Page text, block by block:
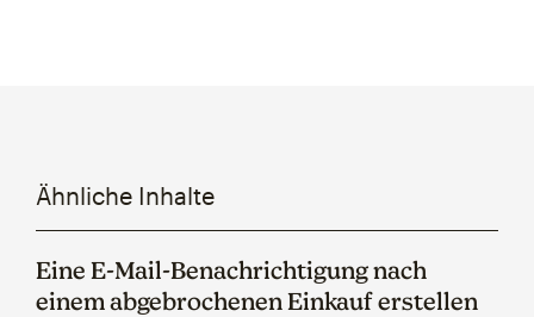
Ähnliche Inhalte
Eine E-Mail-Benachrichtigung nach
einem abgebrochenen Einkauf erstellen